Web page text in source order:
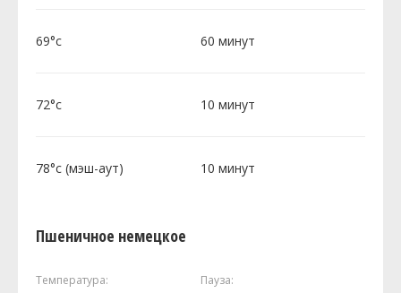
69°c 60 минут
72°c 10 минут
78°c (мэш-аут) 10 минут
Пшеничное немецкое
Температура: Пауза: